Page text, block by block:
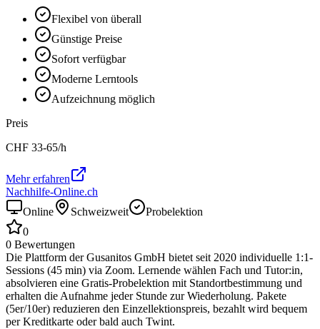
Flexibel von überall
Günstige Preise
Sofort verfügbar
Moderne Lerntools
Aufzeichnung möglich
Preis
CHF 33-65/h
Mehr erfahren
Nachhilfe-Online.ch
Online
Schweizweit
Probelektion
0
0 Bewertungen
Die Plattform der Gusanitos GmbH bietet seit 2020 individuelle 1:1-
Sessions (45 min) via Zoom. Lernende wählen Fach und Tutor:in,
absolvieren eine Gratis-Probelektion mit Standortbestimmung und
erhalten die Aufnahme jeder Stunde zur Wiederholung. Pakete
(5er/10er) reduzieren den Einzellektionspreis, bezahlt wird bequem
per Kreditkarte oder bald auch Twint.